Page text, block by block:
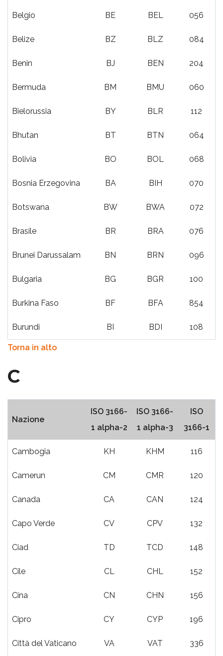
Belgio BE BEL 056
Belize BZ BLZ 084
Benin BJ BEN 204
Bermuda BM BMU 060
Bielorussia BY BLR 112
Bhutan BT BTN 064
Bolivia BO BOL 068
Bosnia Erzegovina BA BIH 070
Botswana BW BWA 072
Brasile BR BRA 076
Brunei Darussalam BN BRN 096
Bulgaria BG BGR 100
Burkina Faso BF BFA 854
Burundi BI BDI 108
Torna in alto
C
Nazione
ISO 3166-
1 alpha-2
ISO 3166-
1 alpha-3
ISO
3166-1
Cambogia KH KHM 116
Camerun CM CMR 120
Canada CA CAN 124
Capo Verde CV CPV 132
Ciad TD TCD 148
Cile CL CHL 152
Cina CN CHN 156
Cipro CY CYP 196
Città del Vaticano VA VAT 336